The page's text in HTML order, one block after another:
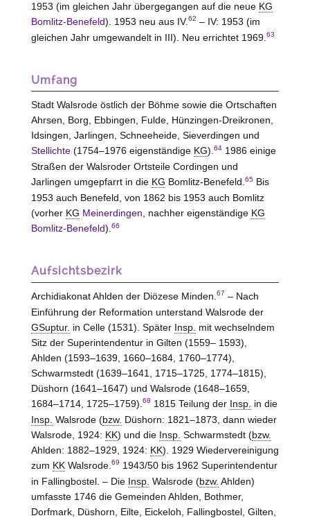
1953 (im gleichen Jahr übergegangen auf die neue KG
Bomlitz-Benefeld). 1953 neu aus IV. 62 – IV: 1953 (im
gleichen Jahr umgewandelt in III). Neu errichtet 1969. 63
Umfang
Stadt Walsrode östlich der Böhme sowie die Ortschaften
Ahrsen, Borg, Ebbingen, Fulde, Hünzingen-Dreikronen,
Idsingen, Jarlingen, Schneeheide, Sieverdingen und
Stellichte(1754–1976 eigenständige KG).641986 einige
Straßen der Walsroder Ortsteile Cordingen und
Jarlingen umgepfarrt in die KG Bomlitz-Benefeld.65Bis
1953 auch Benefeld, von 1862 bis 1953 auch Bomlitz
(vorher KG Meinerdingen, nachher eigenständige KG
Bomlitz-Benefeld).66
Aufsichtsbezirk
Archidiakonat Ahlden der Diözese Minden. 67 – Nach
Einführung der Reformation unterstand Walsrode der
GSuptur. in Celle (1531). Später Insp. mit wechselndem
Sitz der Superintendentur in Gilten (1559– 1593),
Ahlden (1593–1639, 1660–1684, 1760–1774),
Schwarmstedt (1639–1641, 1715–1725, 1774–1815),
Düshorn (1641–1647) und Walsrode (1648–1659,
1684–1714, 1725–1759). 68 1815 Teilung der Insp. in die
Insp. Walsrode (bzw. Düshorn: 1821–1873, dann wieder
Walsrode, 1924: KK) und die Insp. Schwarmstedt (bzw.
Ahlden: 1882–1929, 1924: KK). 1929 Wiedervereinigung
zum KKWalsrode. 69 1943/50 bis 1962 Superintendentur
in Fallingbostel. – Die Insp. Walsrode (bzw. Ahlden)
umfasste 1746 die Gemeinden Ahlden, Bothmer,
Dorfmark, Düshorn, Eilte, Eickeloh, Fallingbostel, Gilten,